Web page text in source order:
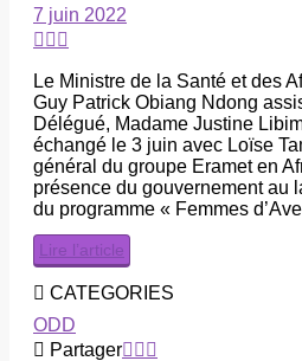
7 juin 2022
Le Ministre de la Santé et des
Guy Patrick Obiang Ndong
Délégué, Madame Justine
échangé le 3 juin avec Loïse
général du groupe Eramet en
présence du gouvernement au
du programme « Femmes
Lire l’article
CATEGORIES
ODD
Partager